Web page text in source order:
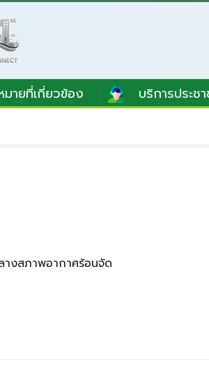
ายที่เกี่ยวข้อง บริการประช
งสภาพอากาศร้อนจัด